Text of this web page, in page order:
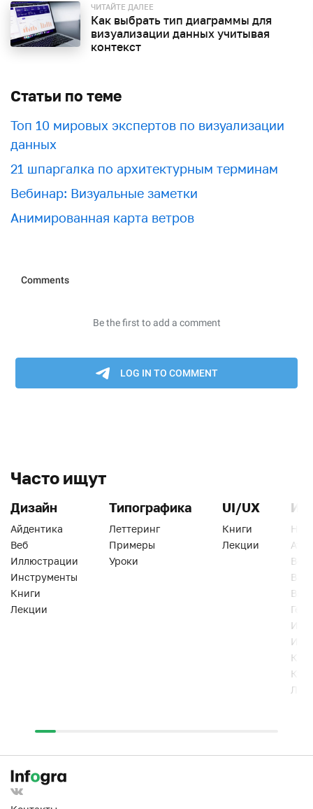
ЧИТАЙТЕ ДАЛЕЕ
Как выбрать тип диаграммы для
визуализации данных учитывая
контекст
Статьи по теме
Топ 10 мировых экспертов по визуализации
данных
21 шпаргалка по архитектурным терминам
Вебинар: Визуальные заметки
Анимированная карта ветров
Часто ищут
Дизайн
Айдентика
Веб
Иллюстрации
Инструменты
Книги
Лекции
Типографика
Леттеринг
Примеры
Уроки
UI/UX
Книги
Лекции
Веб